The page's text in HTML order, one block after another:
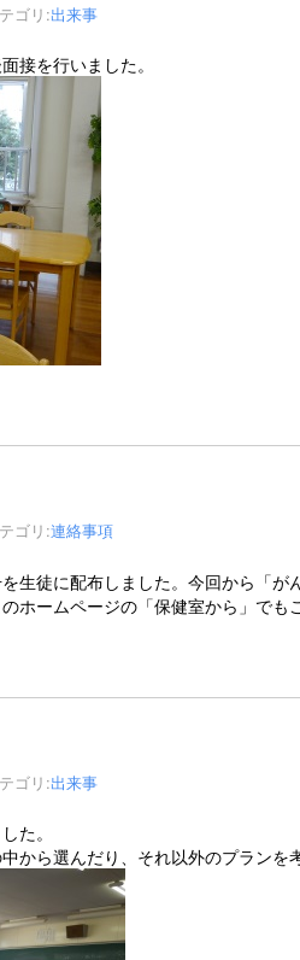
ゴリ:出来事
接を行いました。
ゴリ:連絡事項
生徒に配布しました。今回から「
ホームページの「保健室から」でも
ゴリ:出来事
た。
から選んだり、それ以外のプランを